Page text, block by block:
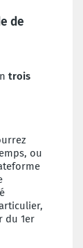
de
trois
ou
du 1er